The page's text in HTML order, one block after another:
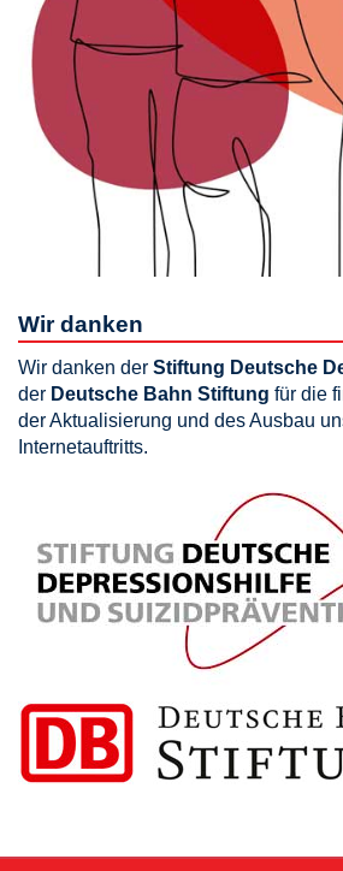
Wir danken
Wir danken der Stiftung Deutsche
der Deutsche Bahn Stiftung für die
der Aktualisierung und des Ausbau
Internetauftritts.